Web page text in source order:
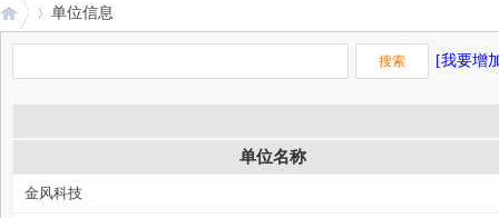
单位信息
[我要增
单位名称
金风科技